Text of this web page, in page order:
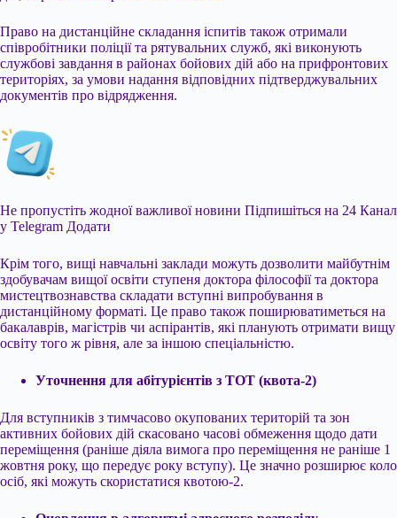
Право на дистанційне складання іспитів також отримали
співробітники поліції та рятувальних служб, які виконують
службові завдання в районах бойових дій або на прифронтових
територіях, за умови надання відповідних підтверджувальних
документів про відрядження.
Не пропустіть жодної важливої новини Підпишіться на 24 Канал
у Telegram Додати
Крім того, вищі навчальні заклади можуть дозволити майбутнім
здобувачам вищої освіти ступеня доктора філософії та доктора
мистецтвознавства складати вступні випробування в
дистанційному форматі. Це право також поширюватиметься на
бакалаврів, магістрів чи аспірантів, які планують отримати вищу
освіту того ж рівня, але за іншою спеціальністю.
Уточнення для абітурієнтів з ТОТ (квота-2)
Для вступників з тимчасово окупованих територій та зон
активних бойових дій скасовано часові обмеження щодо дати
переміщення (раніше діяла вимога про переміщення не раніше 1
жовтня року, що передує року вступу). Це значно розширює коло
осіб, які можуть скористатися квотою-2.